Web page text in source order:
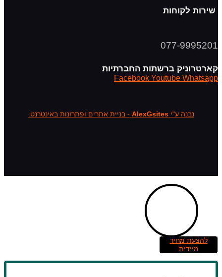
שירות לקוחות
077-9995201
קארטרוניק ברשתות החברתיות
Facebook Youtube Whatsapp
נבנה ע"יAlexGsites - בניית אתרים ופתרונות באינטרנט.
להצעת מחיר
מיידית